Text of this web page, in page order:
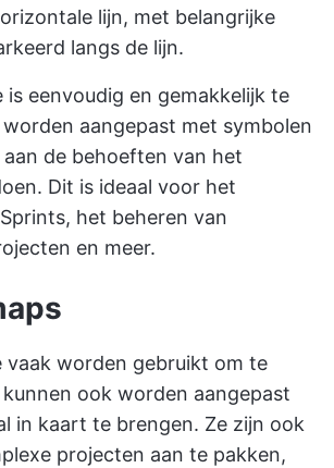
lijn, met belangrijke
langs de lijn.
is eenvoudig en gemakkelijk te
aangepast met symbolen
de behoeften van het
Dit is ideaal voor het
het beheren van
en meer.
vaak worden gebruikt om te
ook worden aangepast
in kaart te brengen. Ze zijn ook
projecten aan te pakken,